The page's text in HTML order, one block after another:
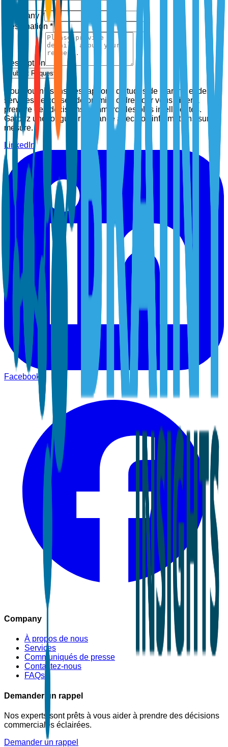
Company *
Designation *
Description
Submit Request
Nous fournissons des rapports d'études de marché et des
services de conseil de premier ordre pour vous aider à
prendre des décisions commerciales plus intelligentes.
Gardez une longueur d'avance avec nos informations sur
mesure.
LinkedIn
Facebook
Company
À propos de nous
Services
Communiqués de presse
Contactez-nous
FAQs
Demander un rappel
Nos experts sont prêts à vous aider à prendre des décisions
commerciales éclairées.
Demander un rappel